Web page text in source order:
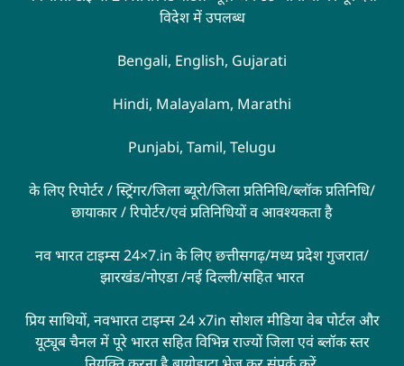
विदेश में उपलब्ध
Bengali, English, Gujarati
Hindi, Malayalam, Marathi
Punjabi, Tamil, Telugu
के लिए रिपोर्टर / स्ट्रिंगर/जिला ब्यूरो/जिला प्रतिनिधि/ब्लॉक प्रतिनिधि/
छायाकार / रिपोर्टर/एवं प्रतिनिधियों व आवश्यकता है
नव भारत टाइम्स 24×7.in के लिए छत्तीसगढ़/मध्य प्रदेश गुजरात/
झारखंड/नोएडा /नई दिल्ली/सहित भारत
प्रिय साथियों, नवभारत टाइम्स 24 x7in सोशल मीडिया वेब पोर्टल और
यूट्यूब चैनल में पूरे भारत सहित विभिन्न राज्यों जिला एवं ब्लॉक स्तर